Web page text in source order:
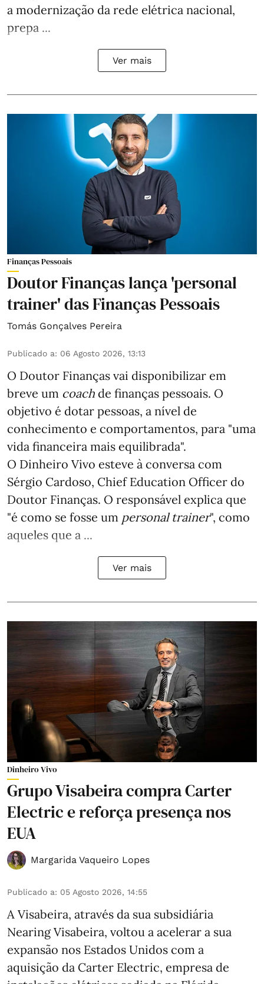
a modernização da rede elétrica nacional,
prepa ...
Ver mais
Finanças Pessoais
Doutor Finanças lança 'personal
trainer' das Finanças Pessoais
Tomás Gonçalves Pereira
Publicado a: 06 Agosto 2026, 13:13
O Doutor Finanças vai disponibilizar em
breve um coach de finanças pessoais. O
objetivo é dotar pessoas, a nível de
conhecimento e comportamentos, para "uma
vida financeira mais equilibrada".
O Dinheiro Vivo esteve à conversa com
Sérgio Cardoso, Chief Education Officer do
Doutor Finanças. O responsável explica que
"é como se fosse um personal trainer", como
aqueles que a ...
Ver mais
Dinheiro Vivo
Grupo Visabeira compra Carter
Electric e reforça presença nos
EUA
Margarida Vaqueiro Lopes
Publicado a: 05 Agosto 2026, 14:55
A Visabeira, através da sua subsidiária
Nearing Visabeira, voltou a acelerar a sua
expansão nos Estados Unidos com a
aquisição da Carter Electric, empresa de